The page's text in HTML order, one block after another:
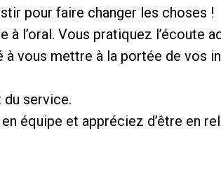
pour faire changer les choses !
à l’oral. Vous pratiquez l’écoute
vous mettre à la portée de vos
du service.
équipe et appréciez d’être en